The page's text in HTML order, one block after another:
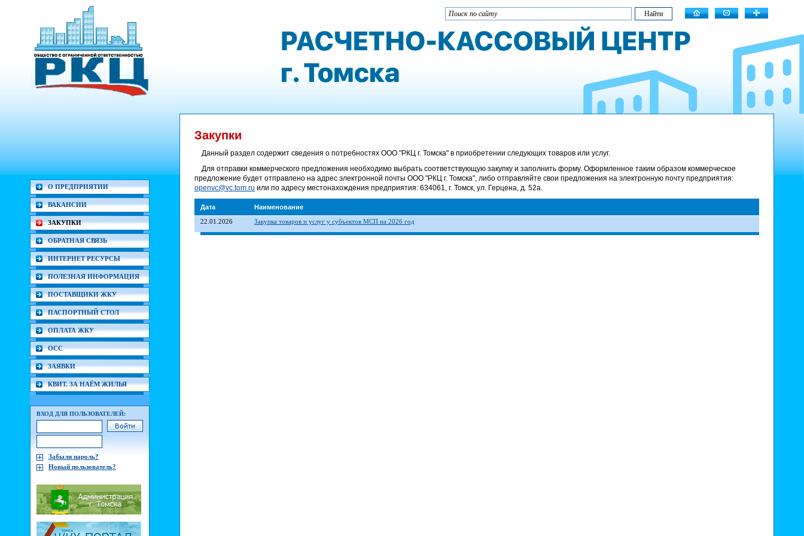
О ПРЕДПРИЯТИИ
ВАКАНСИИ
ЗАКУПКИ
ОБРАТНАЯ СВЯЗЬ
ИНТЕРНЕТ РЕСУРСЫ
ПОЛЕЗНАЯ ИНФОРМАЦИЯ
ПОСТАВЩИКИ ЖКУ
ПАСПОРТНЫЙ СТОЛ
ОПЛАТА ЖКУ
ОСС
ЗАЯВКИ
КВИТ. ЗА НАЁМ ЖИЛЬЯ
ВХОД ДЛЯ ПОЛЬЗОВАТЕЛЕЙ:
Забыли пароль?
Новый пользователь?
Закупки
Данный раздел содержит сведения о потребностях ООО "РКЦ г. Томска" в приобретении следующих товаров или услуг.
Для отправки коммерческого предложения необходимо выбрать соответствующую закупку и заполнить форму. Оформленное таким образом коммерческое
предложение будет отправлено на адрес электронной почты ООО "РКЦ г. Томска", либо отправляйте свои предложения на электронную почту предприятия:
openvc@vc.tom.ru или по адресу местонахождения предприятия: 634061, г. Томск, ул. Герцена, д. 52а.
Дата
Наименование
22.01.2026
Закупка товаров и услуг у субъектов МСП на 2026 год